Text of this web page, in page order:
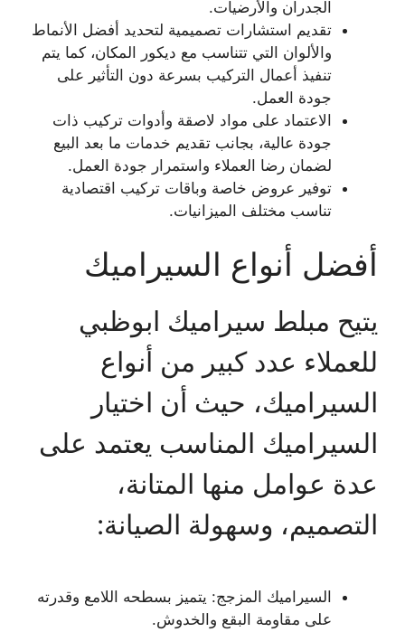
الجدران والأرضيات.
تقديم استشارات تصميمية لتحديد أفضل الأنماط
والألوان التي تتناسب مع ديكور المكان، كما يتم
تنفيذ أعمال التركيب بسرعة دون التأثير على
جودة العمل.
الاعتماد على مواد لاصقة وأدوات تركيب ذات
جودة عالية، بجانب تقديم خدمات ما بعد البيع
لضمان رضا العملاء واستمرار جودة العمل.
توفير عروض خاصة وباقات تركيب اقتصادية
تناسب مختلف الميزانيات.
أفضل أنواع السيراميك
يتيح مبلط سيراميك ابوظبي
للعملاء عدد كبير من أنواع
السيراميك، حيث أن اختيار
السيراميك المناسب يعتمد على
عدة عوامل منها المتانة،
التصميم، وسهولة الصيانة:
السيراميك المزجج: يتميز بسطحه اللامع وقدرته
على مقاومة البقع والخدوش.